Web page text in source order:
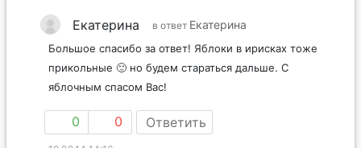
Екатерина в ответ Екатерина
Большое спасибо за ответ! Яблоки в ирисках тоже
прикольные 🙂 но будем стараться дальше. С
яблочным спасом Вас!
0 0 Ответить